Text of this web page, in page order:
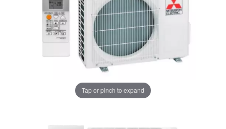
Tap or pinch to expand